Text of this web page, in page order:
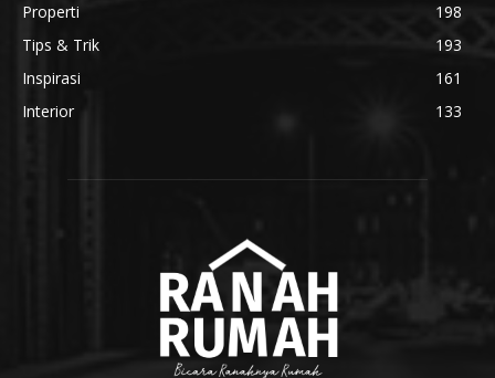
Properti
198
Tips & Trik
193
Inspirasi
161
Interior
133